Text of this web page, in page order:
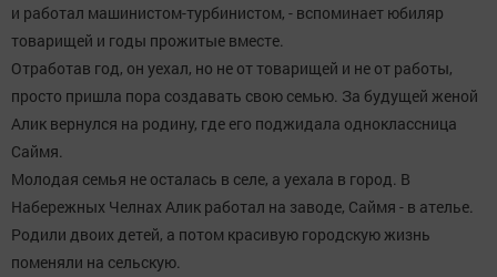
и работал машинистом-турбинистом, - вспоминает юбиляр
товарищей и годы прожитые вместе.
Отработав год, он уехал, но не от товарищей и не от работы,
просто пришла пора создавать свою семью. За будущей женой
Алик вернулся на родину, где его поджидала одноклассница
Саймя.
Молодая семья не осталась в селе, а уехала в город. В
Набережных Челнах Алик работал на заводе, Саймя - в ателье.
Родили двоих детей, а потом красивую городскую жизнь
поменяли на сельскую.